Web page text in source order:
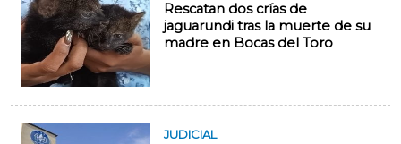
Rescatan dos crías de
jaguarundi tras la muerte de su
madre en Bocas del Toro
JUDICIAL